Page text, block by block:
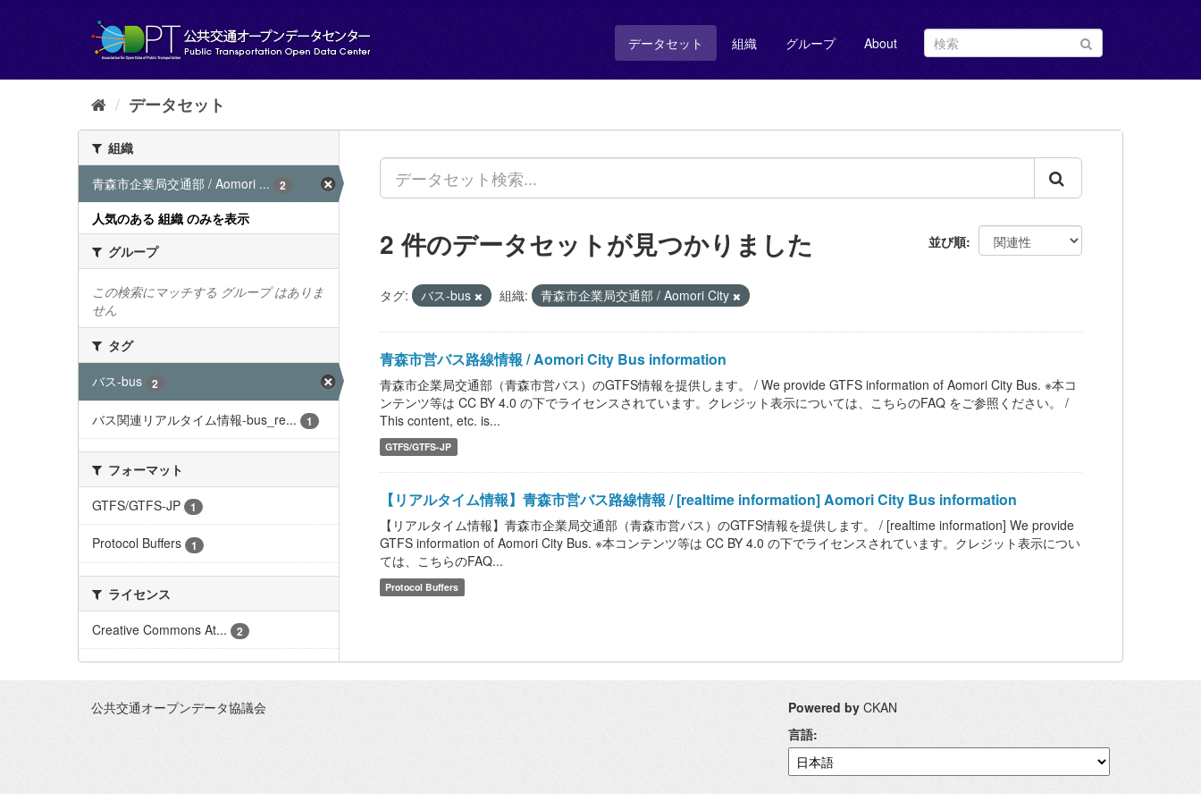
し
データセット 組織 グループ About
データセット
組織
青森市企業局交通部 / Aomori ...
2
人気のある 組織 のみを表示
グループ
この検索にマッチする グループ はありま
せん
タグ
バス-bus
2
バス関連リアルタイム情報-bus_re... 1
フォーマット
GTFS/GTFS-JP
1
Protocol Buffers 1
ライセンス
Creative Commons At...
2
並び順
2 件のデータセットが見つかりました
タグ: バス-bus 組織: 青森市企業局交通部 / Aomori City
青森市営バス路線情報 / Aomori City Bus information
青森市企業局交通部（青森市営バス）のGTFS情報を提供します。 / We provide GTFS information of Aomori City Bus. ※本コ
ンテンツ等は CC BY 4.0 の下でライセンスされています。クレジット表示については、こちらのFAQ をご参照ください。 /
This content, etc. is...
GTFS/GTFS-JP
【リアルタイム情報】青森市営バス路線情報 / [realtime information] Aomori City Bus information
【リアルタイム情報】青森市企業局交通部（青森市営バス）のGTFS情報を提供します。 / [realtime information] We provide
GTFS information of Aomori City Bus. ※本コンテンツ等は CC BY 4.0 の下でライセンスされています。クレジット表示につい
ては、こちらのFAQ...
Protocol Buffers
公共交通オープンデータ協議会 Powered by CKAN
言語